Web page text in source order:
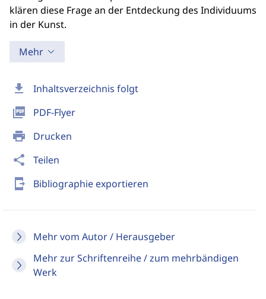
download Inhaltsverzeichnis folgt
picture_as_pdf PDF-Flyer
print Drucken
share Teilen
send_to_mobile Bibliographie exportieren
Mehr vom Autor / Herausgeber
Mehr zur Schriftenreihe / zum mehrbändigen
Werk
klären diese Frage an der Entdeckung des Individuums
in der Kunst.
Mehr